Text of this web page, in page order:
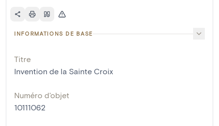
INFORMATIONS DE BASE
Titre
Invention de la Sainte Croix
Numéro d'objet
10111062